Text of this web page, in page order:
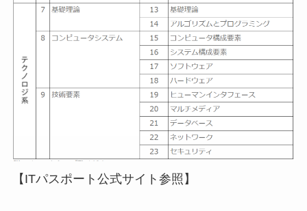
【ITパスポート公式サイト参照】